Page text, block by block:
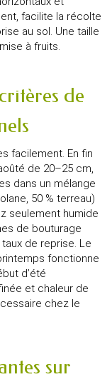
facilite la récolte
au sol. Une taille
à fruits.
de
facilement. En fin
de 20–25 cm,
dans un mélange
50 % terreau)
seulement humide
de bouturage
de reprise. Le
fonctionne
d’été
et chaleur de
chez le
sur